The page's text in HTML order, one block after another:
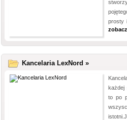
prosty
Kancelaria LexNord »
każdej
to po